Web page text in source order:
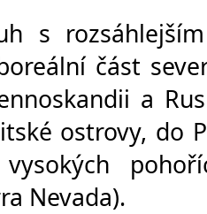
s
část
a
ostrovy, do
Nevada).